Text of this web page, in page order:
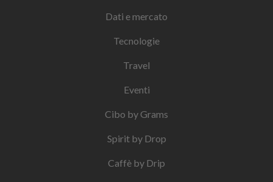
Dati e mercato
Tecnologie
Travel
Eventi
Cibo by Grams
Spirit by Drop
Caffè by Drip